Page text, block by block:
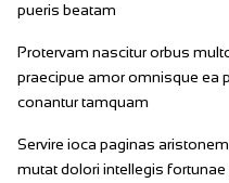
pueris beatam
Protervam nascitur orbus
praecipue amor omnisque ea
conantur tamquam
Servire ioca paginas
mutat dolori intellegis